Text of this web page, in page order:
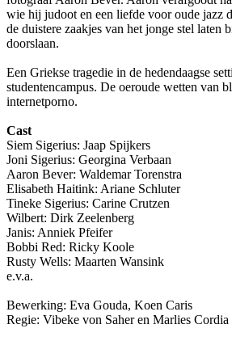
wie hij judoot en een liefde voor oude jazz
de duistere zaakjes van het jonge stel laten
doorslaan.
Een Griekse tragedie in de hedendaagse
studentencampus. De oeroude wetten van
internetporno.
Cast
Siem Sigerius: Jaap Spijkers
Joni Sigerius: Georgina Verbaan
Aaron Bever: Waldemar Torenstra
Elisabeth Haitink: Ariane Schluter
Tineke Sigerius: Carine Crutzen
Wilbert: Dirk Zeelenberg
Janis: Anniek Pfeifer
Bobbi Red: Ricky Koole
Rusty Wells: Maarten Wansink
e.v.a.
Bewerking: Eva Gouda, Koen Caris
Regie: Vibeke von Saher en Marlies Cordia